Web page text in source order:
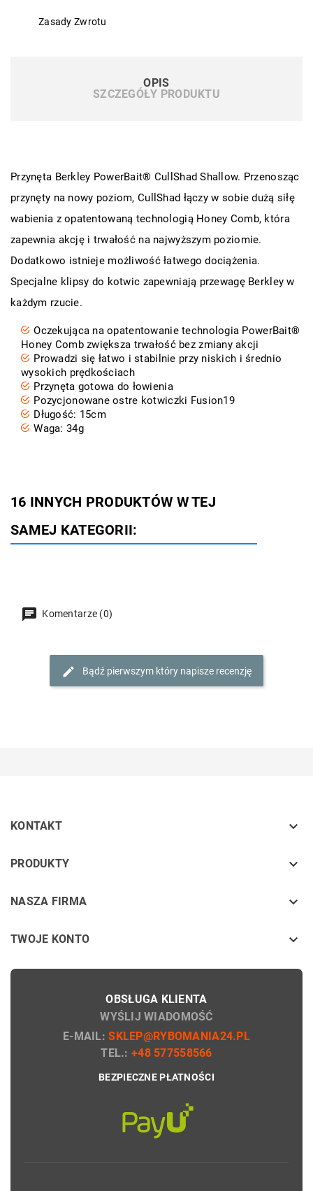
Zasady Zwrotu
OPIS
SZCZEGÓŁY PRODUKTU
Przynęta Berkley PowerBait® CullShad Shallow. Przenosząc
przynęty na nowy poziom, CullShad łączy w sobie dużą siłę
wabienia z opatentowaną technologią Honey Comb, która
zapewnia akcję i trwałość na najwyższym poziomie.
Dodatkowo istnieje możliwość łatwego dociążenia.
Specjalne klipsy do kotwic zapewniają przewagę Berkley w
każdym rzucie.
Oczekująca na opatentowanie technologia PowerBait®
Honey Comb zwiększa trwałość bez zmiany akcji
Prowadzi się łatwo i stabilnie przy niskich i średnio
wysokich prędkościach
Przynęta gotowa do łowienia
Pozycjonowane ostre kotwiczki Fusion19
Długość: 15cm
Waga: 34g
16 INNYCH PRODUKTÓW W TEJ
SAMEJ KATEGORII:
Komentarze (0)
Bądź pierwszym który napisze recenzję
KONTAKT 
PRODUKTY keyboard_arrow_down
NASZA FIRMA keyboard_arrow_down
TWOJE KONTO 
OBSŁUGA KLIENTA
WYŚLIJ WIADOMOŚĆ
E-MAIL:SKLEP@RYBOMANIA24.PL
TEL.:+48 577558566
BEZPIECZNE PŁATNOŚCI